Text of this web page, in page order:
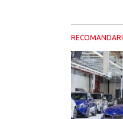
RECOMANDARI